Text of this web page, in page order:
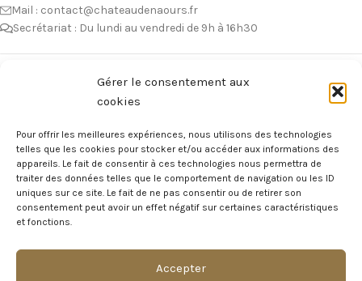
Gérer le consentement aux
cookies
Pour offrir les meilleures expériences, nous utilisons des technologies
telles que les cookies pour stocker et/ou accéder aux informations des
appareils. Le fait de consentir à ces technologies nous permettra de
traiter des données telles que le comportement de navigation ou les ID
uniques sur ce site. Le fait de ne pas consentir ou de retirer son
consentement peut avoir un effet négatif sur certaines caractéristiques
et fonctions.
Accepter
Mail : contact@chateaudenaours.fr
Secrétariat : Du lundi au vendredi de 9h à 16h30
Avant de nous écrire, n’hésitez pas à consulter notre FAQ, celle-ci est
réponse à votre question !
Voir notre foire aux questions >
NOTRE ÉCOSYSTEME